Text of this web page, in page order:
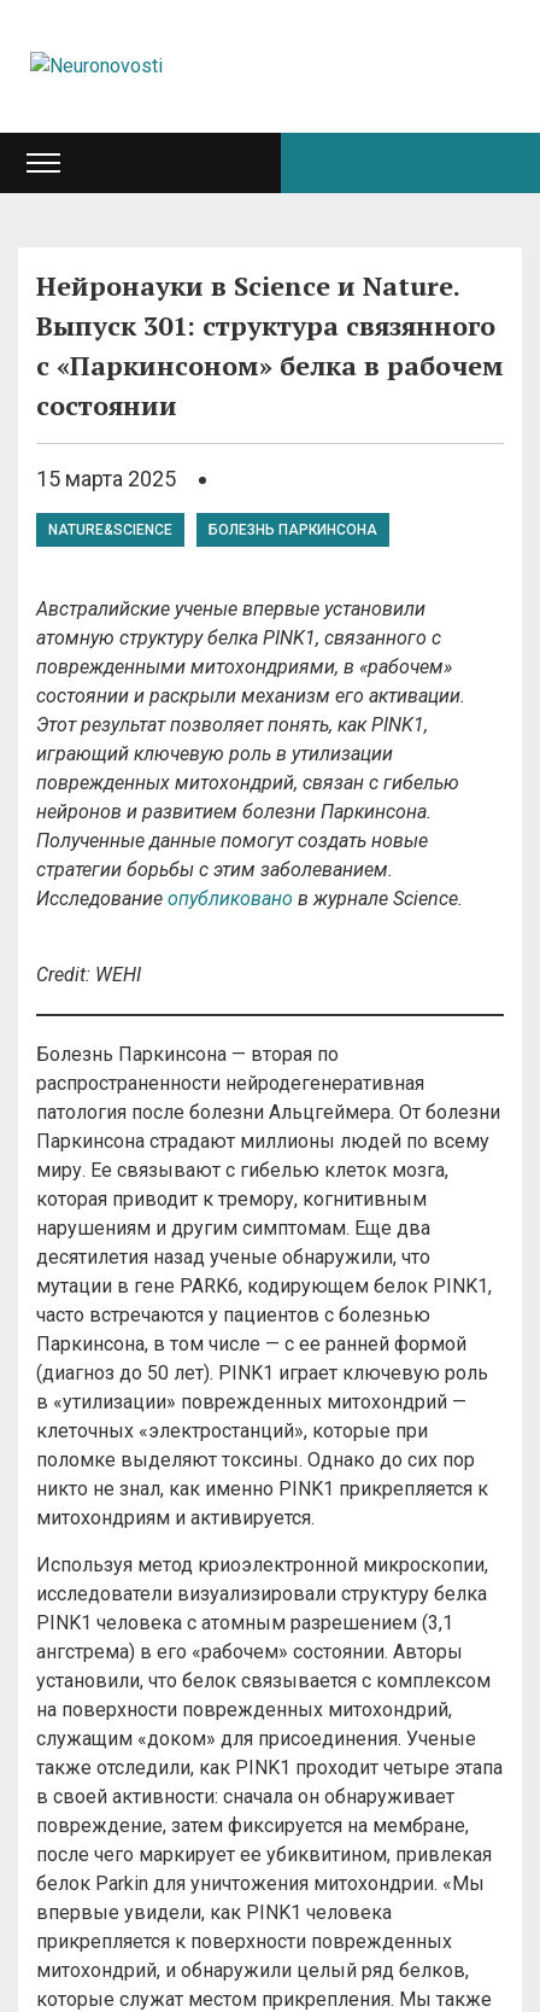
Нейронауки в Science и Nature.
Выпуск 301: структура связянного
с «Паркинсоном» белка в рабочем
состоянии
15 марта 2025
NATURE&SCIENCE БОЛЕЗНЬ ПАРКИНСОНА
Австралийские ученые впервые установили
атомную структуру белка PINK1, связанного с
поврежденными митохондриями, в «рабочем»
состоянии и раскрыли механизм его активации.
Этот результат позволяет понять, как PINK1,
играющий ключевую роль в утилизации
поврежденных митохондрий, связан с гибелью
нейронов и развитием болезни Паркинсона.
Полученные данные помогут создать новые
стратегии борьбы с этим заболеванием.
Исследование опубликовано в журнале Science.
Credit: WEHI
Болезнь Паркинсона — вторая по
распространенности нейродегенеративная
патология после болезни Альцгеймера. От болезни
Паркинсона страдают миллионы людей по всему
миру. Ее связывают с гибелью клеток мозга,
которая приводит к тремору, когнитивным
нарушениям и другим симптомам. Еще два
десятилетия назад ученые обнаружили, что
мутации в гене PARK6, кодирующем белок PINK1,
часто встречаются у пациентов с болезнью
Паркинсона, в том числе — с ее ранней формой
(диагноз до 50 лет). PINK1 играет ключевую роль
в «утилизации» поврежденных митохондрий —
клеточных «электростанций», которые при
поломке выделяют токсины. Однако до сих пор
никто не знал, как именно PINK1 прикрепляется к
митохондриям и активируется.
Используя метод криоэлектронной микроскопии,
исследователи визуализировали структуру белка
PINK1 человека с атомным разрешением (3,1
ангстрема) в его «рабочем» состоянии. Авторы
установили, что белок связывается с комплексом
на поверхности поврежденных митохондрий,
служащим «доком» для присоединения. Ученые
также отследили, как PINK1 проходит четыре этапа
в своей активности: сначала он обнаруживает
повреждение, затем фиксируется на мембране,
после чего маркирует ее убиквитином, привлекая
белок Parkin для уничтожения митохондрии. «Мы
впервые увидели, как PINK1 человека
прикрепляется к поверхности поврежденных
митохондрий, и обнаружили целый ряд белков,
которые служат местом прикрепления. Мы также